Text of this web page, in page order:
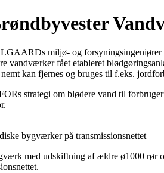
miljø- og forsyningsingeniører
vandværker fået etableret
nemt kan fjernes og bruges til f.eks.
strategi om blødere vand til
bygværker på transmissionsnettet
med udskiftning af ældre ø1000 rør